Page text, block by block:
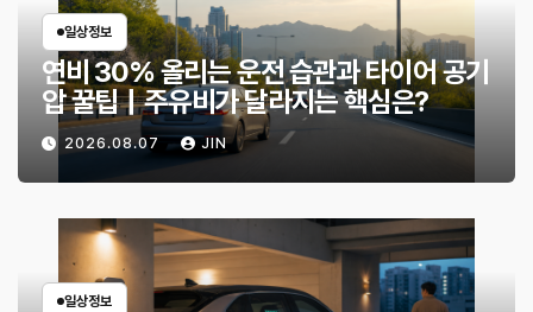
일상정보
연비 30% 올리는 운전 습관과 타이어 공기
압 꿀팁｜주유비가 달라지는 핵심은?
2026.08.07 JIN
일상정보